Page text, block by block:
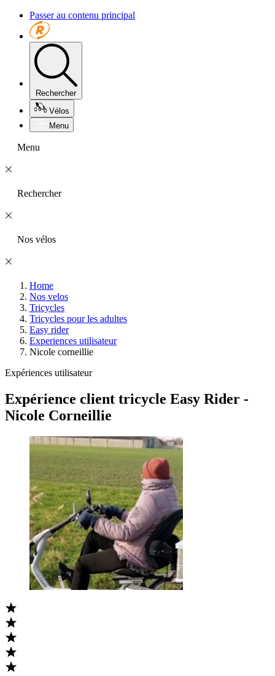
Passer au contenu principal
Rechercher
Vélos
Menu
Menu
Rechercher
Nos vélos
Home
Nos velos
Tricycles
Tricycles pour les adultes
Easy rider
Experiences utilisateur
Nicole corneillie
Expériences utilisateur
Expérience client tricycle Easy Rider -
Nicole Corneillie